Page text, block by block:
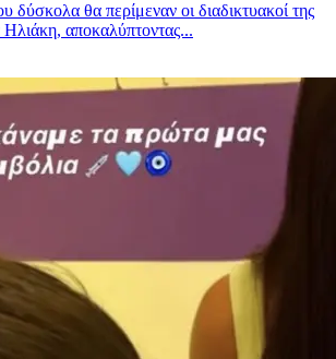
δύσκολα θα περίμεναν οι διαδικτυακοί της
αποκαλύπτοντας...